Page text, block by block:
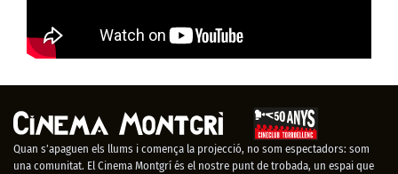
Quan s’apaguen els llums i comença la projecció, no som espectadors: som
una comunitat. El Cinema Montgrí és el nostre punt de trobada, un espai que